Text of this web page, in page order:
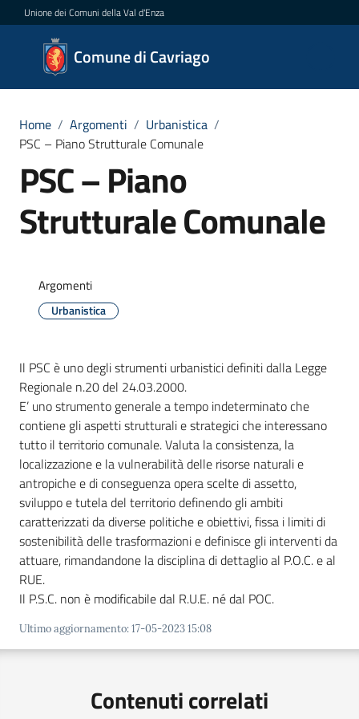
Vai al contenuto
Vai alla navigazione
Vai al footer
Unione dei Comuni della Val d'Enza
Comune di Cavriago
Comune
di
Amministrazione
Novità
Vivere
Cavriago
C
a
v
r
i
a
g
o
S
e
v
i
Home / Argomenti / Urbanistica /
PSC – Piano Strutturale Comunale
PSC – Piano
Strutturale Comunale
Argomenti
Urbanistica
Il PSC è uno degli strumenti urbanistici definiti dalla Legge
Regionale n.20 del 24.03.2000.
E’ uno strumento generale a tempo indeterminato che
contiene gli aspetti strutturali e strategici che interessano
tutto il territorio comunale. Valuta la consistenza, la
localizzazione e la vulnerabilità delle risorse naturali e
antropiche e di conseguenza opera scelte di assetto,
sviluppo e tutela del territorio definendo gli ambiti
caratterizzati da diverse politiche e obiettivi, fissa i limiti di
sostenibilità delle trasformazioni e definisce gli interventi da
attuare, rimandandone la disciplina di dettaglio al P.O.C. e al
RUE.
Il P.S.C. non è modificabile dal R.U.E. né dal POC.
Ultimo aggiornamento:17-05-2023 15:08
Contenuti correlati